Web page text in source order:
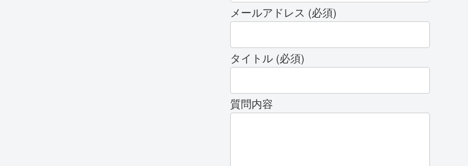
メールアドレス (必須)
タイトル (必須)
質問内容